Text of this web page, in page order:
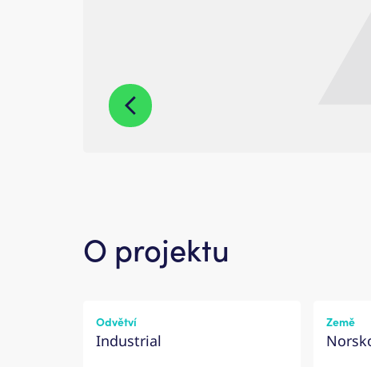
O projektu
Odvětví
Industrial
Země